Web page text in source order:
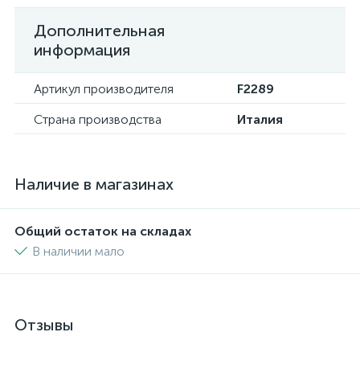
Дополнительная
информация
Артикул производителя
F2289
Страна производства
Италия
Наличие в магазинах
Общий остаток на складах
В наличии мало
Отзывы